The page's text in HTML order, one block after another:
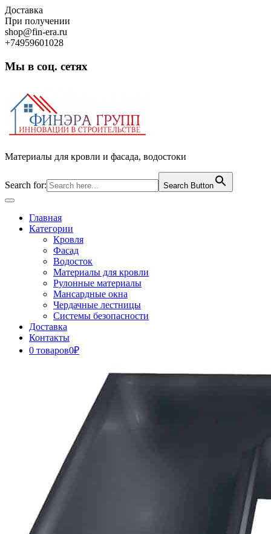
Skip
to
content
Доставка
При получении
shop@fin-era.ru
+74959601028
Мы в соц. сетях
Материалы для кровли и фасада, водостоки
Search for: Search Button
Open
ButtonГлавная
Категории
Кровля
Фасад
Водосток
Материалы для кровли
Рулонные материалы
Мансардные окна
Чердачные лестницы
Системы безопасности
Доставка
Контакты
0 товаров0₽